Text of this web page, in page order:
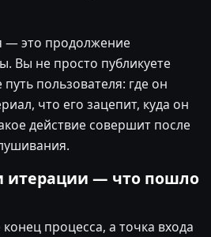
— это продолжение
Вы не просто публикуете
пользователя: где он
что его зацепит, куда он
действие совершит после
итерации — что пошло
процесса, а точка входа